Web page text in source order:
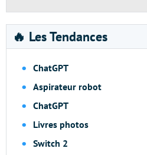
🔥 Les Tendances
ChatGPT
Aspirateur robot
ChatGPT
Livres photos
Switch 2